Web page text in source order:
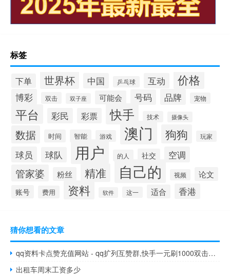
标签
下单 世界杯 中国 乒乓球 互动 价格
博彩 双击 双子座 可能会 号码 品牌 宠物
平台 彩民 彩票 快手 技术 摄像头
数据 时间 智能 游戏 澳门 狗狗 玩家
球员 球队 用户 的人 社交 空调
管家婆 粉丝 精准 自己的 视频 论文
账号 费用 资料 软件 这一 适合 香港
猜你想看的文章
qq资料卡点赞充值网站 - qq扩列互赞群,快手一元刷1000双击软件
出租车周末工资多少